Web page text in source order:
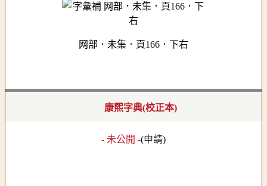
网部．未集．頁166．下右
康熙字典(校正本)
- 未公開 -(申請)